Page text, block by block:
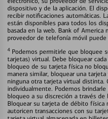
dispositivo y de la aplicación. El
recibir notificaciones automáticas.
están disponibles para todos los
basada en la web. Bank of America
proveedor de telefonía móvil
4 Podemos permitirle que bloquee
tarjetas) virtual. Debe bloquear
bloqueo de su tarjeta física no
manera similar, bloquear una
ninguna otra tarjeta virtual distinta.
individualmente. Podemos
bloqueo a su discreción a través de
Bloquear su tarjeta de débito física
autoricen transacciones con su